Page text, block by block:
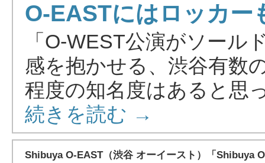
O-EASTにはロッカー
「O-WEST公演がソー
感を抱かせる、渋谷有数
程度の知名度はあると思
続きを読む →
Shibuya O-EAST（渋谷 オーイースト）「Shibuya